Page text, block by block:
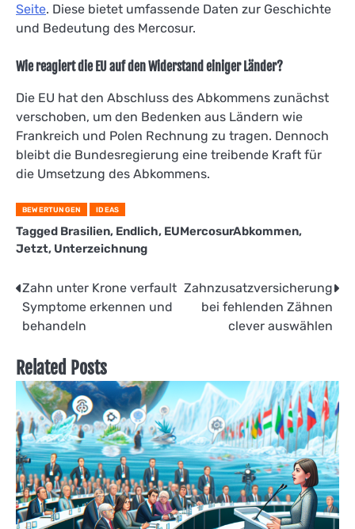
Seite. Diese bietet umfassende Daten zur Geschichte
und Bedeutung des Mercosur.
Wie reagiert die EU auf den Widerstand einiger Länder?
Die EU hat den Abschluss des Abkommens zunächst
verschoben, um den Bedenken aus Ländern wie
Frankreich und Polen Rechnung zu tragen. Dennoch
bleibt die Bundesregierung eine treibende Kraft für
die Umsetzung des Abkommens.
BEWERTUNGEN IDEAS
Tagged Brasilien, Endlich, EUMercosurAbkommen,
Jetzt, Unterzeichnung
Beitragsnavigation
Zahn unter Krone verfault
Symptome erkennen und
behandeln
Zahnzusatzversicherung
bei fehlenden Zähnen
clever auswählen
Related Posts